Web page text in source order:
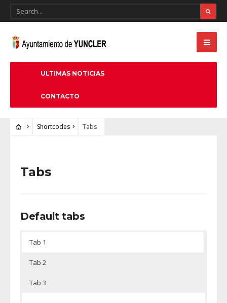
ULTIMAS NOTICIAS
CONTACTO
Shortcodes Tabs
Tabs
Default tabs
Tab 1
Tab 2
Tab 3